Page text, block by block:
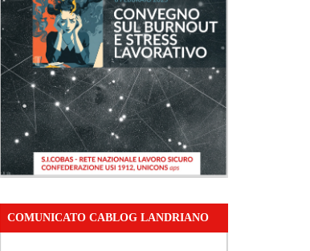
COMUNICATO CABLOG LANDRIANO